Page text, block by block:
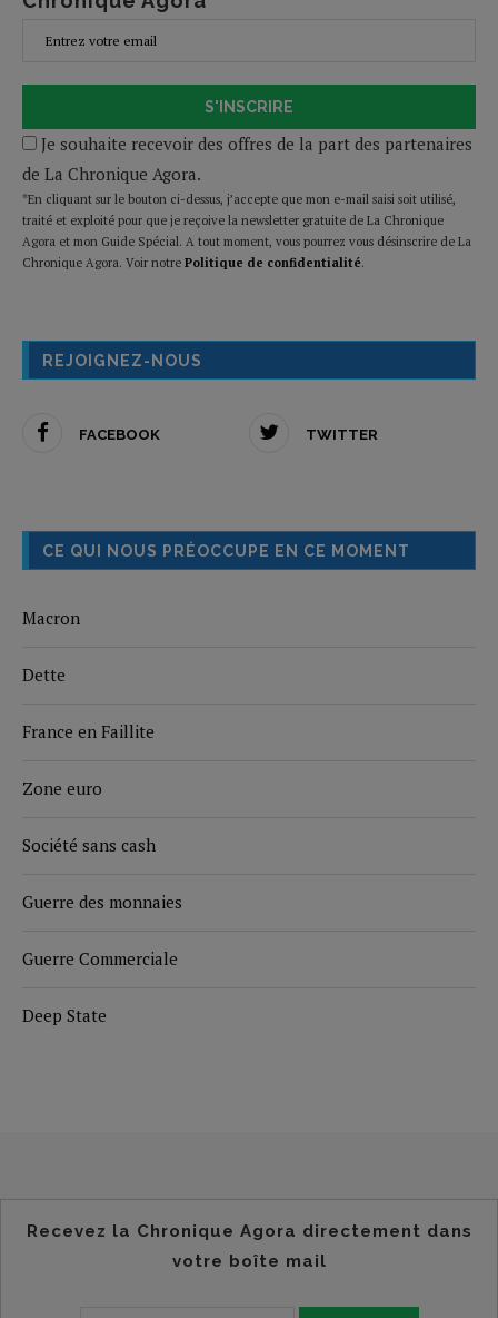
S'INSCRIRE
Je souhaite recevoir des offres de la part des partenaires
de La Chronique Agora.
*En cliquant sur le bouton ci-dessus, j’accepte que mon e-mail saisi soit utilisé,
traité et exploité pour que je reçoive la newsletter gratuite de La Chronique
Agora et mon Guide Spécial. A tout moment, vous pourrez vous désinscrire de La
Chronique Agora. Voir notre Politique de confidentialité.
REJOIGNEZ-NOUS
FACEBOOK TWITTER
CE QUI NOUS PRÉOCCUPE EN CE MOMENT
Macron
Dette
France en Faillite
Zone euro
Société sans cash
Guerre des monnaies
Guerre Commerciale
Deep State
Recevez la Chronique Agora directement dans
votre boîte mail